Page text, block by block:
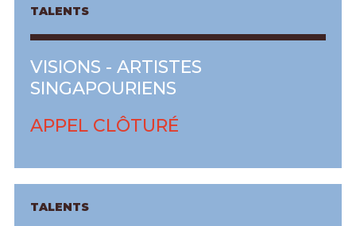
TALENTS
VISIONS - ARTISTES
SINGAPOURIENS
APPEL CLÔTURÉ
TALENTS